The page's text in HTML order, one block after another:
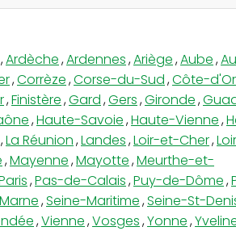
,Ardèche,Ardennes,Ariège,Aube,
,Corrèze,Corse-du-Sud,Côte-d'Or
,Finistère,Gard,Gers,Gironde,
,Haute-Savoie,Haute-Vienne,
,La Réunion,Landes,Loir-et-Cher,
,Mayenne,Mayotte,Meurthe-et-
,Pas-de-Calais,Puy-de-Dôme,
,Seine-Maritime,Seine-St-
,Vienne,Vosges,Yonne,